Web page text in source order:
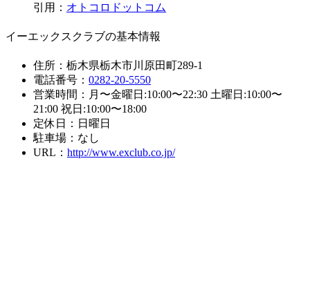
引用： オトコロドットコム
イーエックスクラブの基本情報
住所：栃木県栃木市川原田町289-1
電話番号： 0282-20-5550
営業時間：月〜金曜日:10:00〜22:30 土曜日:10:00〜
21:00 祝日:10:00〜18:00
定休日：日曜日
駐車場：なし
URL： http://www.exclub.co.jp/